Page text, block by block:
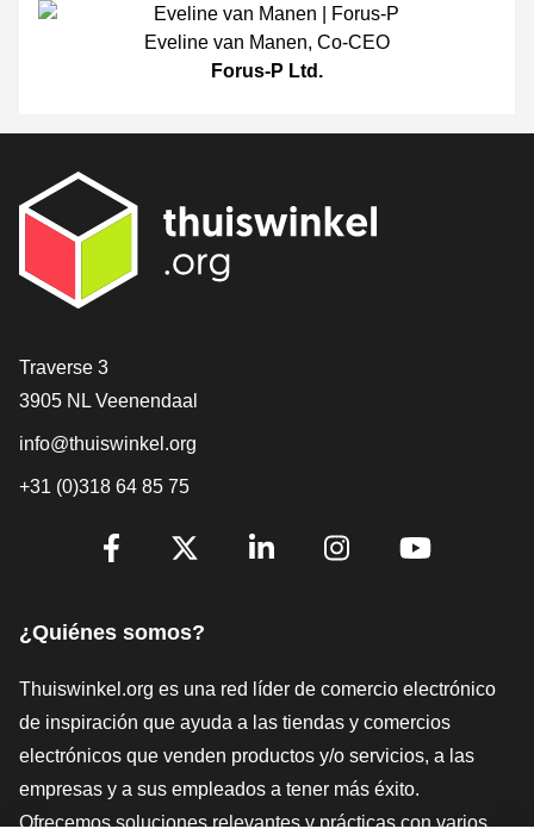
Eveline van Manen, Co-CEO
Forus-P Ltd.
[_General:Contact]
Traverse 3
3905 NL Veenendaal
info@thuiswinkel.org
+31 (0)318 64 85 75
[_General:SocialMediaTitle]
¿Quiénes somos?
Thuiswinkel.org es una red líder de comercio electrónico
de inspiración que ayuda a las tiendas y comercios
electrónicos que venden productos y/o servicios, a las
empresas y a sus empleados a tener más éxito.
Ofrecemos soluciones relevantes y prácticas con varios